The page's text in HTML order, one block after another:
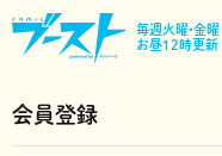
毎週火曜•金曜
お昼12時更新
会員登録